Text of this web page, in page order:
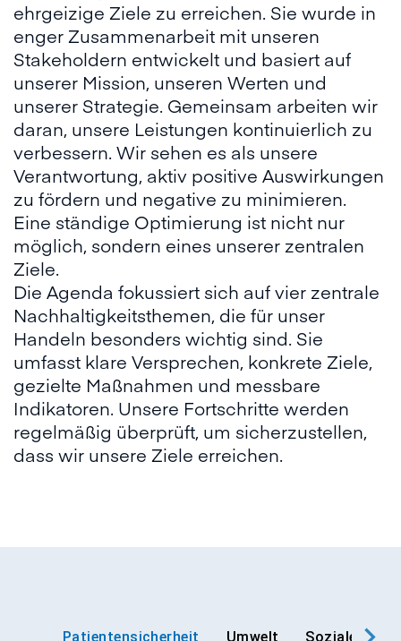
ehrgeizige Ziele zu erreichen. Sie wurde in
enger Zusammenarbeit mit unseren
Stakeholdern entwickelt und basiert auf
unserer Mission, unseren Werten und
unserer Strategie. Gemeinsam arbeiten wir
daran, unsere Leistungen kontinuierlich zu
verbessern. Wir sehen es als unsere
Verantwortung, aktiv positive Auswirkungen
zu fördern und negative zu minimieren.
Eine ständige Optimierung ist nicht nur
möglich, sondern eines unserer zentralen
Ziele.
Die Agenda fokussiert sich auf vier zentrale
Nachhaltigkeitsthemen, die für unser
Handeln besonders wichtig sind. Sie
umfasst klare Versprechen, konkrete Ziele,
gezielte Maßnahmen und messbare
Indikatoren. Unsere Fortschritte werden
regelmäßig überprüft, um sicherzustellen,
dass wir unsere Ziele erreichen.
Patientensicherheit Umwelt Soziale